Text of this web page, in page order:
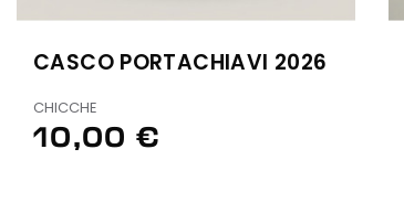
CASCO PORTACHIAVI 2026
CHICCHE
10,00 €